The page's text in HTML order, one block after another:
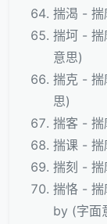
揣渴 -
揣坷 -
意思)
揣克 -
思)
揣客 -
揣课 -
揣刻 -
揣恪 -
by (字面